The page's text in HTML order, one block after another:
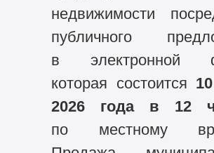
недвижимости
публичного
в электронной
которая состоится
2026
года в 12
по местному